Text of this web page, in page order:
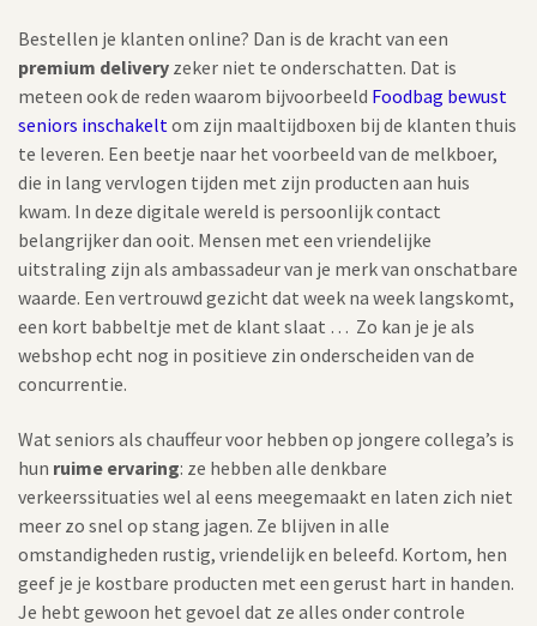
Bestellen je klanten online? Dan is de kracht van een
premium delivery zeker niet te onderschatten. Dat is
meteen ook de reden waarom bijvoorbeeld Foodbag bewust
seniors inschakelt om zijn maaltijdboxen bij de klanten thuis
te leveren. Een beetje naar het voorbeeld van de melkboer,
die in lang vervlogen tijden met zijn producten aan huis
kwam. In deze digitale wereld is persoonlijk contact
belangrijker dan ooit. Mensen met een vriendelijke
uitstraling zijn als ambassadeur van je merk van onschatbare
waarde. Een vertrouwd gezicht dat week na week langskomt,
een kort babbeltje met de klant slaat … Zo kan je je als
webshop echt nog in positieve zin onderscheiden van de
concurrentie.
Wat seniors als chauffeur voor hebben op jongere collega’s is
hun ruime ervaring: ze hebben alle denkbare
verkeerssituaties wel al eens meegemaakt en laten zich niet
meer zo snel op stang jagen. Ze blijven in alle
omstandigheden rustig, vriendelijk en beleefd. Kortom, hen
geef je je kostbare producten met een gerust hart in handen.
Je hebt gewoon het gevoel dat ze alles onder controle